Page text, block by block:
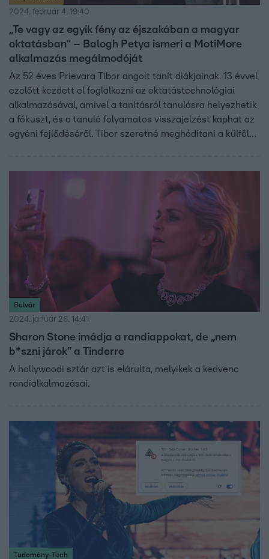
2024. február 4. 19:40
„Te vagy az egyik fény az éjszakában a magyar
oktatásban” – Balogh Petya ismeri a MotiMore
alkalmazás megálmodóját
Az 52 éves Prievara Tibor angolt tanít diákjainak. 13 évvel
ezelőtt kezdett el foglalkozni az oktatástechnológiai
alkalmazásával, amivel a tanításról tanulásra helyezhetik
a fókuszt, és a tanuló folyamatos visszajelzést kaphat az
egyéni fejlődéséről. Tibor szeretné meghódítani a külföldi
Bulvár
2024. január 26. 14:41
Sharon Stone imádja a randiappokat, de „nem
b*szni járok” a Tinderre
A hollywoodi sztár azt is elárulta, melyikek a kedvenc
randialkalmazásai.
Tudomány-Tech